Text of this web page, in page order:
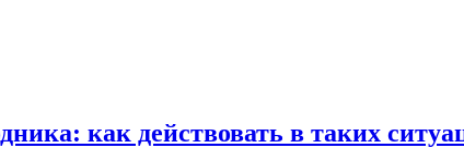
как действовать в таких